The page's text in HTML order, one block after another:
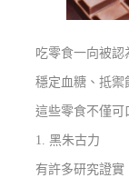
吃零食一向被認
穩定血糖、抵禦
這些零食不僅可
1. 黑朱古力
有許多研究證